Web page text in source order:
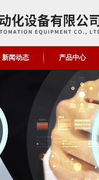
新闻动态 产品中心